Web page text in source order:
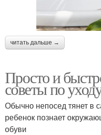
читать дальше →
Просто и
советы по
Обычно непосед тянет в
ребенок познает
обуви